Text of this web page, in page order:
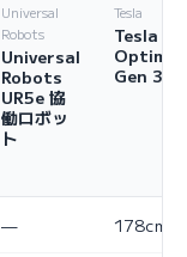
Universal
Robots
Universal
Robots
UR5e 協
働ロボッ
ト
Tesla
Tesla
Optimus
Gen 3
— 178cm